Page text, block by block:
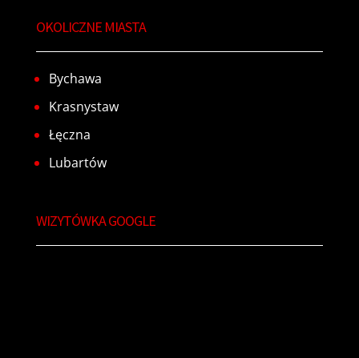
OKOLICZNE MIASTA
Bychawa
Krasnystaw
Łęczna
Lubartów
WIZYTÓWKA GOOGLE